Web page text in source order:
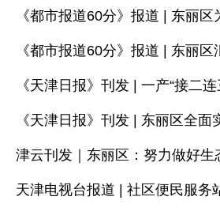
《都市报道60分》报道 | 东丽
《都市报道60分》报道 | 东丽
《天津日报》刊发 | 东丽区全
津云刊发｜东丽区：努力做好生
天津电视台报道 | 社区便民服务